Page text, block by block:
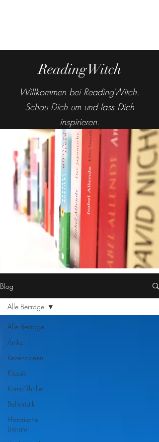
ReadingWitch
Willkommen bei ReadingWitch.
Schau Dich um und lass Dich
inspirieren.
Blog
Alle Beiträge
Artikel
Rezensionen
Klassik
Krimi/Thriller
Belletristik
Historische
Literatur
Alle Beiträge